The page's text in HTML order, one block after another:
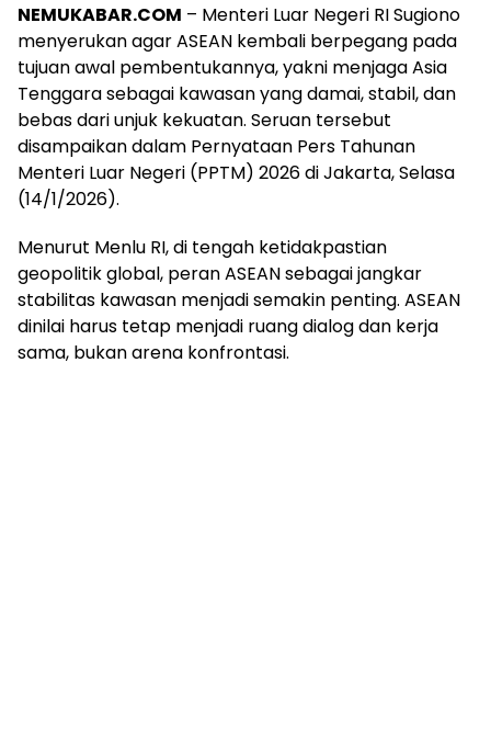
NEMUKABAR.COM – Menteri Luar Negeri RI Sugiono
menyerukan agar ASEAN kembali berpegang pada
tujuan awal pembentukannya, yakni menjaga Asia
Tenggara sebagai kawasan yang damai, stabil, dan
bebas dari unjuk kekuatan. Seruan tersebut
disampaikan dalam Pernyataan Pers Tahunan
Menteri Luar Negeri (PPTM) 2026 di Jakarta, Selasa
(14/1/2026).
Menurut Menlu RI, di tengah ketidakpastian
geopolitik global, peran ASEAN sebagai jangkar
stabilitas kawasan menjadi semakin penting. ASEAN
dinilai harus tetap menjadi ruang dialog dan kerja
sama, bukan arena konfrontasi.